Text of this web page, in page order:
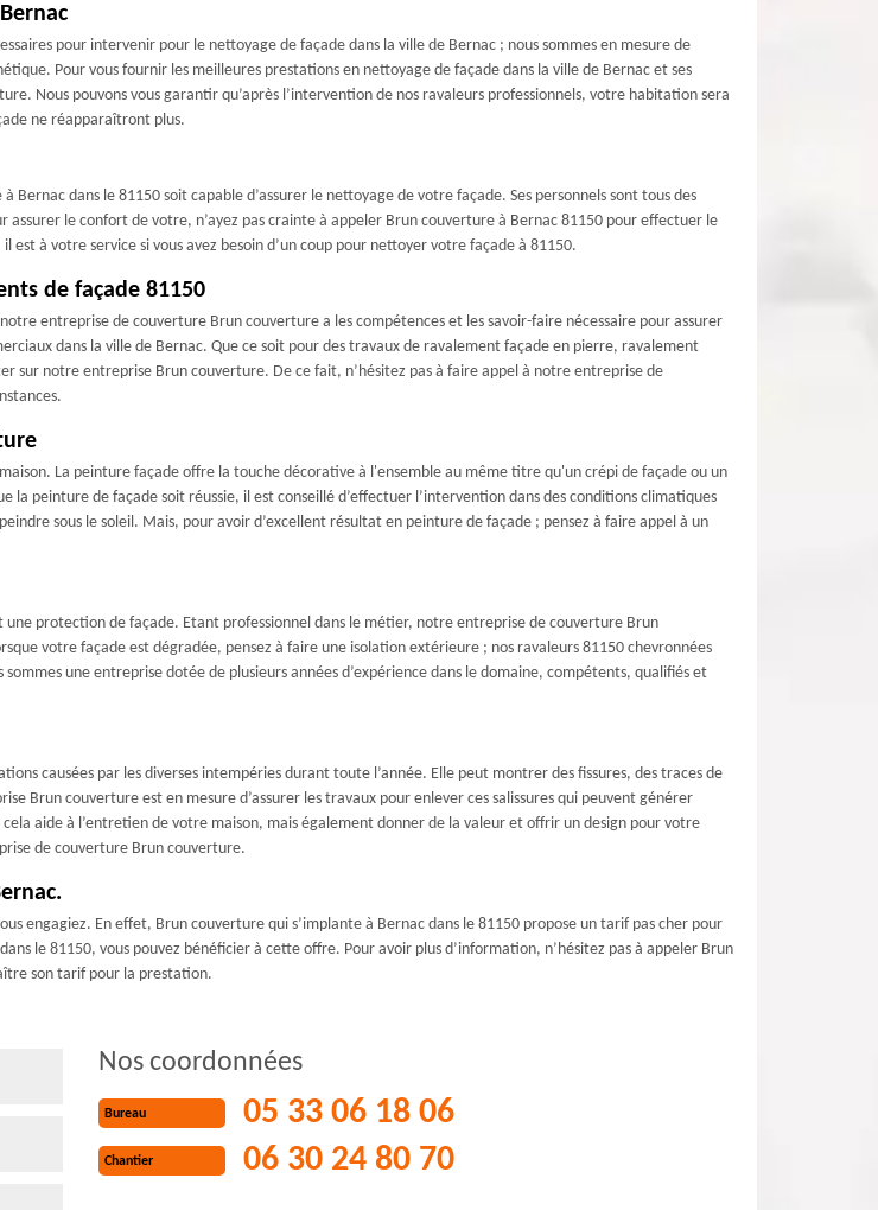
pour intervenir pour le nettoyage de façade dans la ville de Bernac ; nous sommes en mesure de
Pour vous fournir les meilleures prestations en nettoyage de façade dans la ville de Bernac et ses
Nous pouvons vous garantir qu’après l’intervention de nos ravaleurs professionnels, votre habitation sera
ne réapparaîtront plus.
dans le 81150 soit capable d’assurer le nettoyage de votre façade. Ses personnels sont tous des
le confort de votre, n’ayez pas crainte à appeler Brun couverture à Bernac 81150 pour effectuer le
à votre service si vous avez besoin d’un coup pour nettoyer votre façade à 81150.
de façade 81150
entreprise de couverture Brun couverture a les compétences et les savoir-faire nécessaire pour assurer
dans la ville de Bernac. Que ce soit pour des travaux de ravalement façade en pierre, ravalement
notre entreprise Brun couverture. De ce fait, n’hésitez pas à faire appel à notre entreprise de
La peinture façade offre la touche décorative à l'ensemble au même titre qu'un crépi de façade ou un
la peinture de façade soit réussie, il est conseillé d’effectuer l’intervention dans des conditions climatiques
sous le soleil. Mais, pour avoir d’excellent résultat en peinture de façade ; pensez à faire appel à un
protection de façade. Etant professionnel dans le métier, notre entreprise de couverture Brun
votre façade est dégradée, pensez à faire une isolation extérieure ; nos ravaleurs 81150 chevronnées
une entreprise dotée de plusieurs années d’expérience dans le domaine, compétents, qualifiés et
causées par les diverses intempéries durant toute l’année. Elle peut montrer des fissures, des traces de
Brun couverture est en mesure d’assurer les travaux pour enlever ces salissures qui peuvent générer
aide à l’entretien de votre maison, mais également donner de la valeur et offrir un design pour votre
de couverture Brun couverture.
engagiez. En effet, Brun couverture qui s’implante à Bernac dans le 81150 propose un tarif pas cher pour
le 81150, vous pouvez bénéficier à cette offre. Pour avoir plus d’information, n’hésitez pas à appeler Brun
son tarif pour la prestation.
Nos coordonnées
Bureau 05 33 06 18 06
Chantier 06 30 24 80 70